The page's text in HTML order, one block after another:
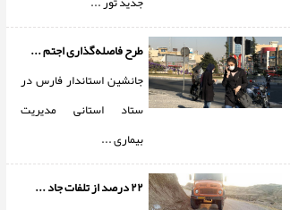
طرح فاصله‌گذاری اجتم ...
جانشین استاندار فارس در
ستاد استانی مدیریت
بیماری ...
۲۲ درصد از تلفات جاد ...